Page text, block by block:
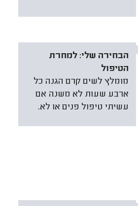
הבחירה שלי: למחרת
הטיפול
מומלץ לשים קרם הגנה כל
ארבע שעות לא משנה אם
עשיתי טיפול פנים או לא.